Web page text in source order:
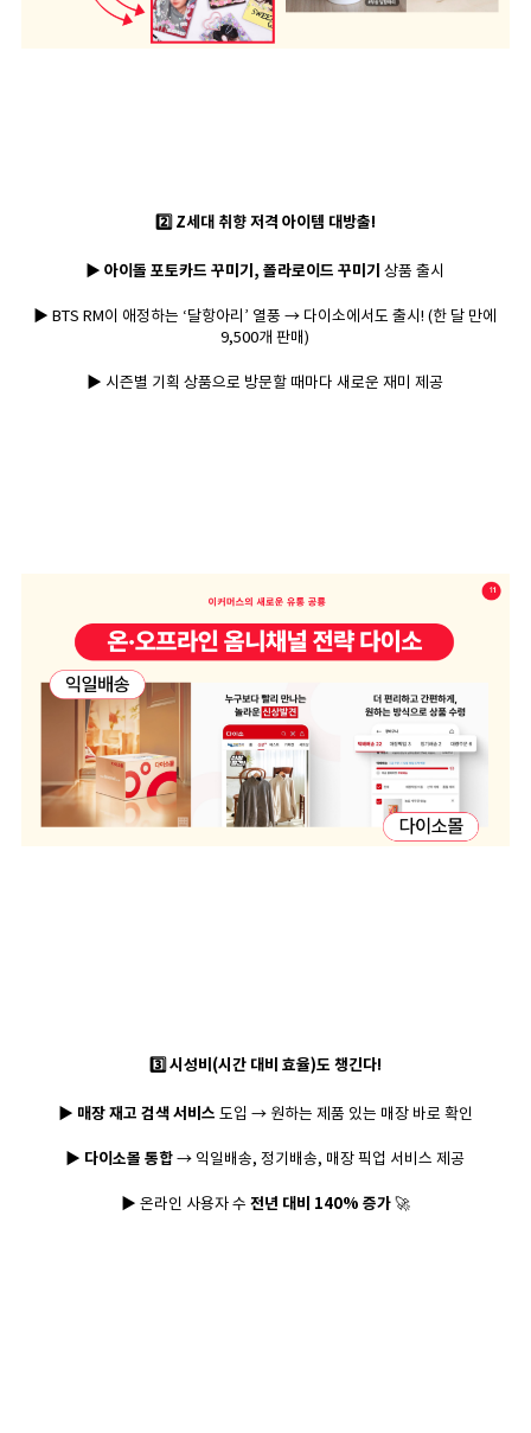
2️⃣ Z세대 취향 저격 아이템 대방출!
▶ 아이돌 포토카드 꾸미기, 폴라로이드 꾸미기 상품 출시
▶ BTS RM이 애정하는 ‘달항아리’ 열풍 → 다이소에서도 출시! (한 달 만에
9,500개 판매)
▶ 시즌별 기획 상품으로 방문할 때마다 새로운 재미 제공
3️⃣ 시성비(시간 대비 효율)도 챙긴다!
▶ 매장 재고 검색 서비스 도입 → 원하는 제품 있는 매장 바로 확인
▶ 다이소몰 통합→ 익일배송, 정기배송, 매장 픽업 서비스 제공
▶ 온라인 사용자 수 전년 대비 140% 증가🚀